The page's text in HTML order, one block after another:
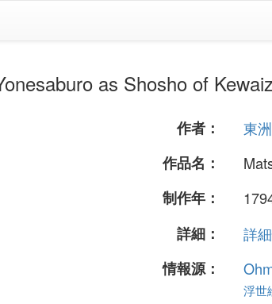
as Shosho of
作者：
東
作品名：
制作年：
詳細：
詳
情報源：
浮世